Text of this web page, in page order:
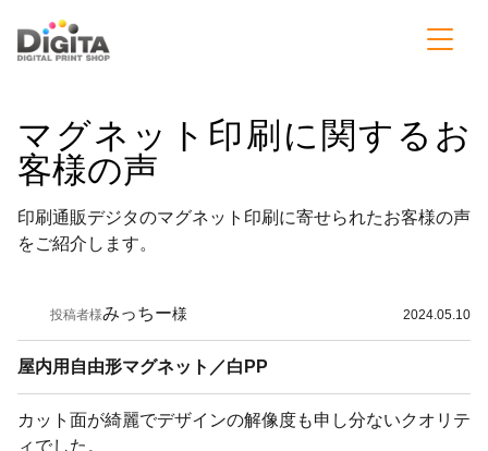
マグネット印刷に関するお
客様の声
印刷通販デジタのマグネット印刷に寄せられたお客様の声
をご紹介します。
投稿者様みっちー様 2024.05.10
屋内用自由形マグネット／白PP
カット面が綺麗でデザインの解像度も申し分ないクオリテ
ィでした。